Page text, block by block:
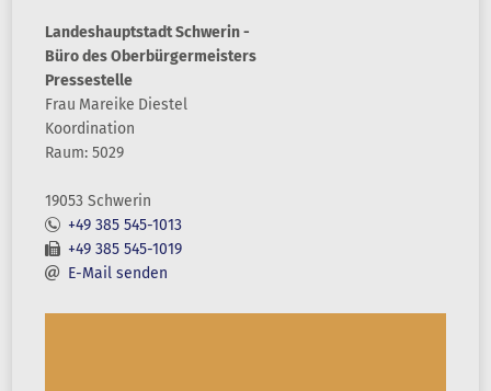
Landeshauptstadt Schwerin -
Büro des Oberbürgermeisters
Pressestelle
Frau Mareike Diestel
Koordination
Raum: 5029
19053 Schwerin
+49 385 545-1013
+49 385 545-1019
E-Mail senden